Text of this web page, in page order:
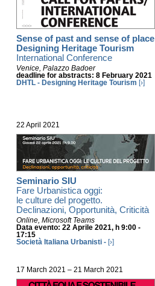
Sense of past and sense of place
Designing Heritage Tourism
International Conference
Venice, Palazzo Badoer
deadline for abstracts: 8 February 2021
DHTL - Designing Heritage Tourism [›]
22 April 2021
Seminario SIU
Fare Urbanistica oggi:
le culture del progetto.
Declinazioni, Opportunità, Criticità
Online, Microsoft Teams
Data evento: 22 Aprile 2021, h 9:00 -
17:15
Società Italiana Urbanisti - [›]
17 March 2021 – 21 March 2021